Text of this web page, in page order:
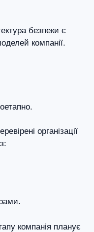
безпеки є
компанії.
організації
компанія планує